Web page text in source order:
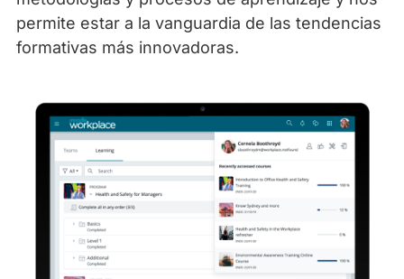
permite estar a la vanguardia de las tendencias
formativas más innovadoras.